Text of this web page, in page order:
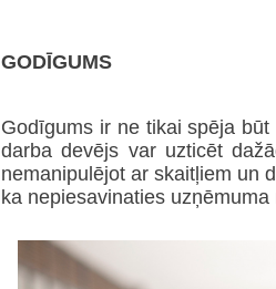
GODĪGUMS
Godīgums ir ne tikai spēja
darba devējs var uzticēt
nemanipulējot ar skaitļiem un
ka nepiesavinaties